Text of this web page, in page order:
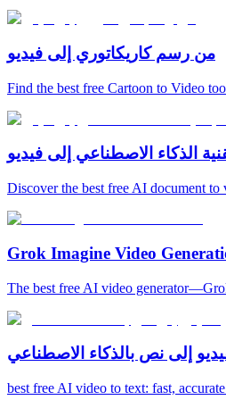
من رسم كاريكاتوري إلى فيديو
Find the best free Cartoon to Video
الذكاء الاصطناعي إلى فيديو
Discover the best free AI document to
Grok Imagine Video
The best free AI video
إلى نص بالذكاء الاصطناعي
best free AI video to text: fast,